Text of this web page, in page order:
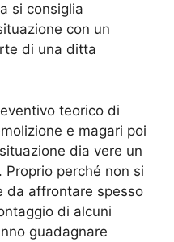
si consiglia
con un
di una ditta
teorico di
e magari poi
dia vere un
perché non si
da affrontare spesso
di alcuni
guadagnare